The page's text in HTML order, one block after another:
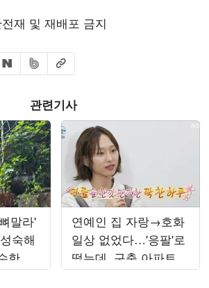
재 및 재배포 금지
유하기
유하기
네이버 공유하기
밴드 공유하기
URL복사
관련기사
말라'
숙해
일
연예인 집 자랑→호화
일상 없었다…'응팔'로
떴는데, 구축 아파트서
무료 나눔 '최고 7.8%'